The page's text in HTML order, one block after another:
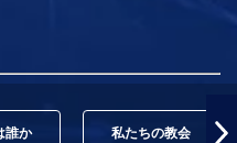
誰か 私たちの教会